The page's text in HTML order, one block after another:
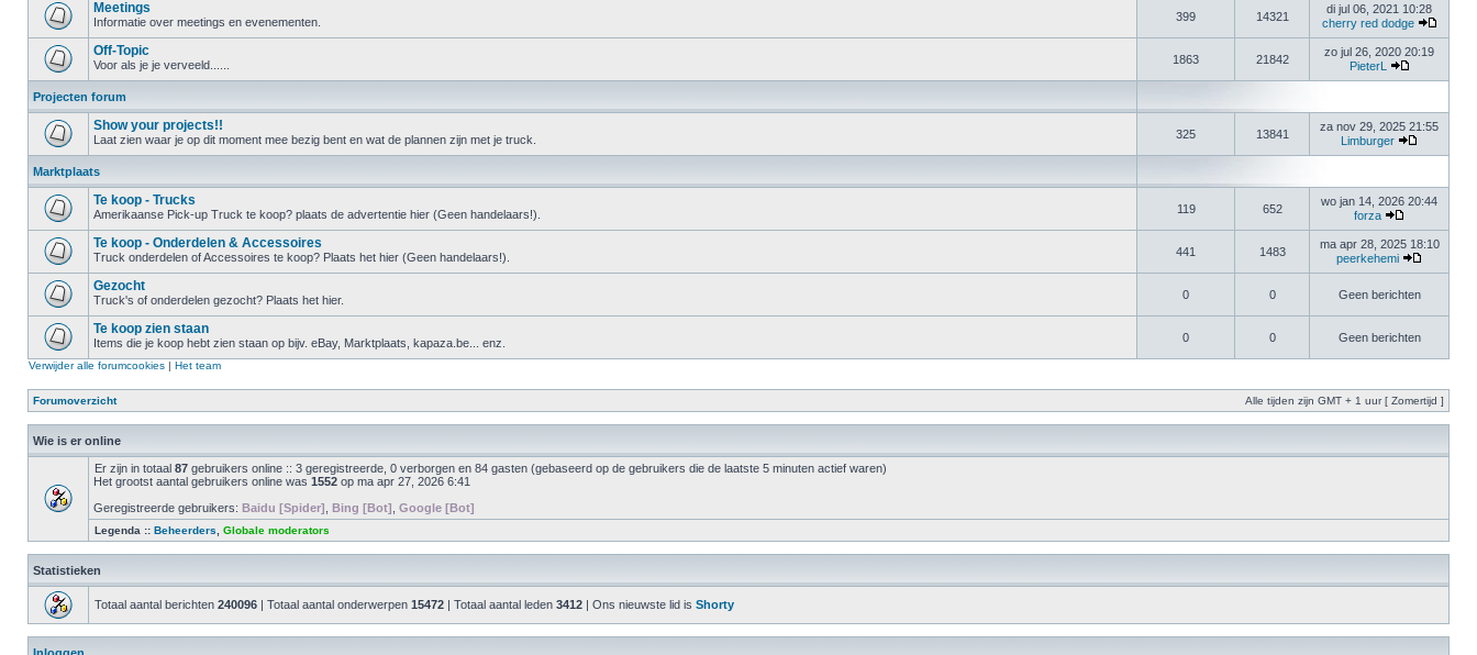
Meetings
Informatie over meetings en evenementen. 399 14321
di jul 06, 2021 10:28
cherry red dodge
Off-Topic
Voor als je je verveeld...... 1863 21842
zo jul 26, 2020 20:19
PieterL
Projecten forum
Show your projects!!
Laat zien waar je op dit moment mee bezig bent en wat de plannen zijn met je truck. 325 13841
za nov 29, 2025 21:55
Limburger
Marktplaats
Te koop - Trucks
Amerikaanse Pick-up Truck te koop? plaats de advertentie hier (Geen handelaars!). 119 652
wo jan 14, 2026 20:44
forza
Te koop - Onderdelen & Accessoires
Truck onderdelen of Accessoires te koop? Plaats het hier (Geen handelaars!). 441 1483
ma apr 28, 2025 18:10
peerkehemi
Gezocht
Truck's of onderdelen gezocht? Plaats het hier. 0 0 Geen berichten
Te koop zien staan
Items die je koop hebt zien staan op bijv. eBay, Marktplaats, kapaza.be... enz. 0 0 Geen berichten
Verwijder alle forumcookies | Het team
Forumoverzicht Alle tijden zijn GMT + 1 uur [ Zomertijd ]
Wie is er online
Er zijn in totaal 87 gebruikers online :: 3 geregistreerde, 0 verborgen en 84 gasten (gebaseerd op de gebruikers die de laatste 5 minuten actief waren)
Het grootst aantal gebruikers online was 1552 op ma apr 27, 2026 6:41
Geregistreerde gebruikers: Baidu [Spider] Bing [Bot] Google [Bot]
Legenda :: Beheerders Globale moderators
Statistieken
Totaal aantal berichten 240096 | Totaal aantal onderwerpen 15472 | Totaal aantal leden 3412 | Ons nieuwste lid is Shorty